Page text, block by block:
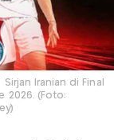
Iranian di Final
2026. (Foto: